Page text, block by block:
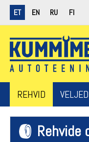
ET EN RU FI
REHVID VELJED
Rehvide